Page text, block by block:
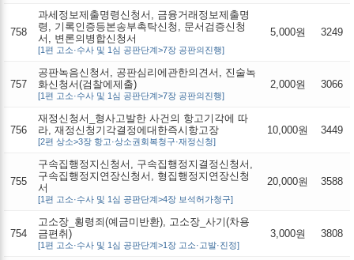
758
과세정보제출명령신청서, 금융거래정보제출명
령, 기록인증등본송부촉탁신청, 문서검증신청
서, 변론의병합신청서
[1편 고소·수사 및 1심 공판단계>7장 공판의진행]
5,000원 3249
757
공판녹음신청서, 공판심리에관한의견서, 진술녹
화신청서(검찰에제출)
[1편 고소·수사 및 1심 공판단계>7장 공판의진행]
2,000원 3066
756
재정신청서_형사고발한 사건의 항고기각에 따
라, 재정신청기각결정에대한즉시항고장
[2편 상소>3장 항고·상소권회복청구·재정신청]
10,000원 3449
755
구속집행정지신청서, 구속집행정지결정신청서,
구속집행정지연장신청서, 형집행정지연장신청
서
[1편 고소·수사 및 1심 공판단계>4장 보석허가청구]
20,000원 3588
754
고소장_횡령죄(예금미반환), 고소장_사기(차용
금편취)
[1편 고소·수사 및 1심 공판단계>1장 고소·고발·진정]
3,000원 3808